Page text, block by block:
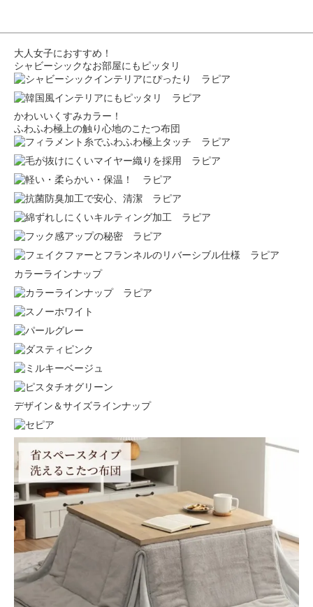
大人女子におすすめ！
シャビーシックなお部屋にもピッタリ
かわいいくすみカラー！
ふわふわ極上の触り心地のこたつ布団
カラーラインナップ
デザイン＆サイズラインナップ